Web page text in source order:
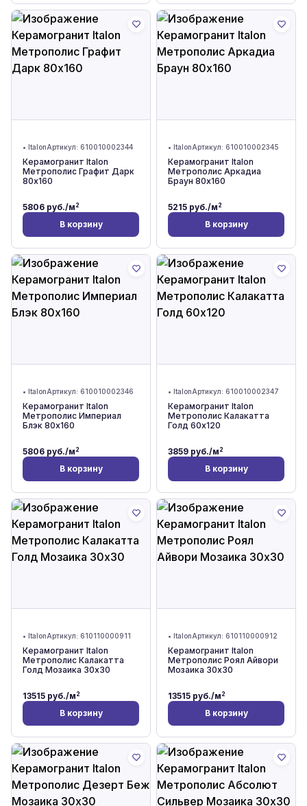
• ItalonАртикул: 610010002344
Керамогранит Italon
Метрополис Графит Дарк
80x160
5806 руб./м2
В корзину
• ItalonАртикул: 610010002345
Керамогранит Italon
Метрополис Аркадиа
Браун 80x160
5215 руб./м2
В корзину
• ItalonАртикул: 610010002346
Керамогранит Italon
Метрополис Империал
Блэк 80x160
5806 руб./м2
В корзину
• ItalonАртикул: 610010002347
Керамогранит Italon
Метрополис Калакатта
Голд 60x120
3859 руб./м2
В корзину
• ItalonАртикул: 610110000911
Керамогранит Italon
Метрополис Калакатта
Голд Мозаика 30x30
13515 руб./м2
В корзину
• ItalonАртикул: 610110000912
Керамогранит Italon
Метрополис Роял Айвори
Мозаика 30x30
13515 руб./м2
В корзину